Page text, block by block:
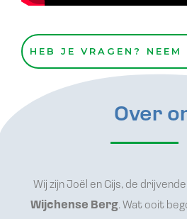
HEB JE VRAGEN?
Over
Wij zijn Joël en Gijs, de
Wijchense Berg. Wat ooit